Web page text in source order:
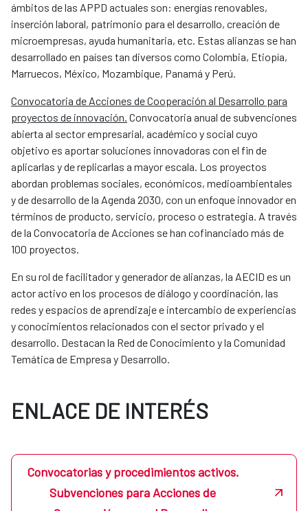
ámbitos de las APPD actuales son: energías renovables,
inserción laboral, patrimonio para el desarrollo, creación de
microempresas, ayuda humanitaria, etc. Estas alianzas se han
desarrollado en países tan diversos como Colombia, Etiopía,
Marruecos, México, Mozambique, Panamá y Perú.
Convocatoria de Acciones de Cooperación al Desarrollo para
proyectos de innovación. Convocatoria anual de subvenciones
abierta al sector empresarial, académico y social cuyo
objetivo es aportar soluciones innovadoras con el fin de
aplicarlas y de replicarlas a mayor escala. Los proyectos
abordan problemas sociales, económicos, medioambientales
y de desarrollo de la Agenda 2030, con un enfoque innovador en
términos de producto, servicio, proceso o estrategia. A través
de la Convocatoria de Acciones se han cofinanciado más de
100 proyectos.
En su rol de facilitador y generador de alianzas, la AECID es un
actor activo en los procesos de diálogo y coordinación, las
redes y espacios de aprendizaje e intercambio de experiencias
y conocimientos relacionados con el sector privado y el
desarrollo. Destacan la Red de Conocimiento y la Comunidad
Temática de Empresa y Desarrollo.
ENLACE DE INTERÉS
Convocatorias y procedimientos activos.
Subvenciones para Acciones de